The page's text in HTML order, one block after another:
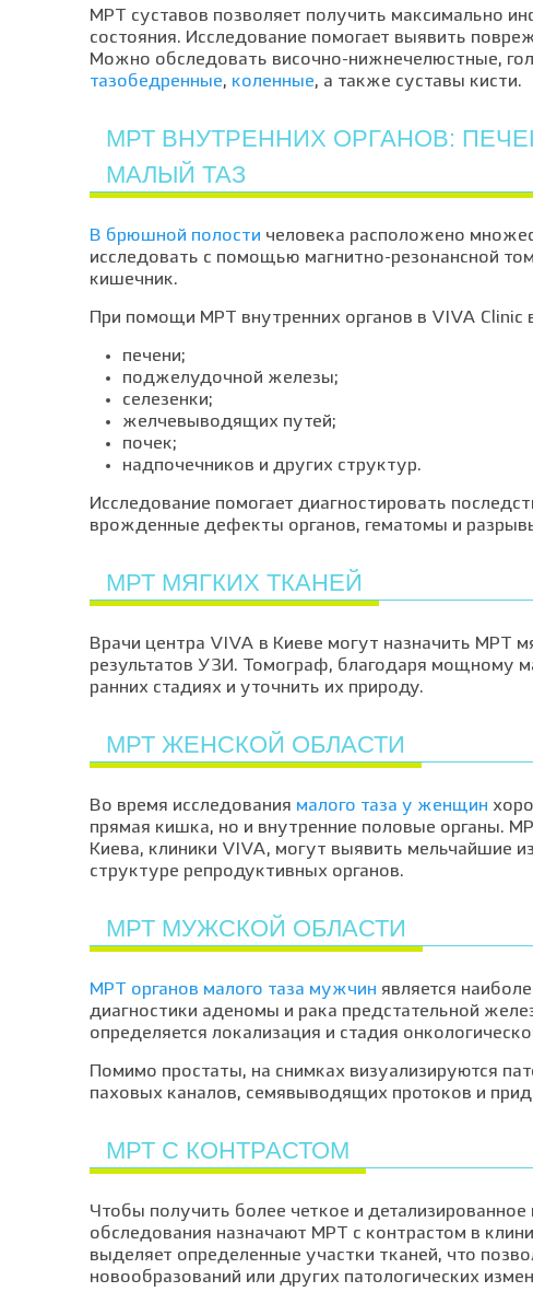
МРТ суставов позволяет получить максимально
состояния. Исследование помогает выявить
Можно обследовать височно-нижнечелюстные,
тазобедренные, коленные, а также суставы кисти.
МРТ ВНУТРЕННИХ ОРГАНОВ:
МАЛЫЙ ТАЗ
В брюшной полости человека расположено
исследовать с помощью магнитно-резонансной
кишечник.
При помощи МРТ внутренних органов в VIVA
печени;
поджелудочной железы;
селезенки;
желчевыводящих путей;
почек;
надпочечников и других структур.
Исследование помогает диагностировать
врожденные дефекты органов, гематомы и
МРТ МЯГКИХ ТКАНЕЙ
Врачи центра VIVA в Киеве могут назначить МРТ
результатов УЗИ. Томограф, благодаря мощному
ранних стадиях и уточнить их природу.
МРТ ЖЕНСКОЙ ОБЛАСТИ
Во время исследования малого таза у женщин
прямая кишка, но и внутренние половые органы.
Киева, клиники VIVA, могут выявить мельчайшие
структуре репродуктивных органов.
МРТ МУЖСКОЙ ОБЛАСТИ
МРТ органов малого таза мужчин является
диагностики аденомы и рака предстательной
определяется локализация и стадия
Помимо простаты, на снимках визуализируются
паховых каналов, семявыводящих протоков и
МРТ С КОНТРАСТОМ
Чтобы получить более четкое и
обследования назначают МРТ с контрастом в
выделяет определенные участки тканей, что
новообразований или других патологических